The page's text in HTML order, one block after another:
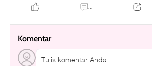
...
Komentar
Tulis komentar Anda....